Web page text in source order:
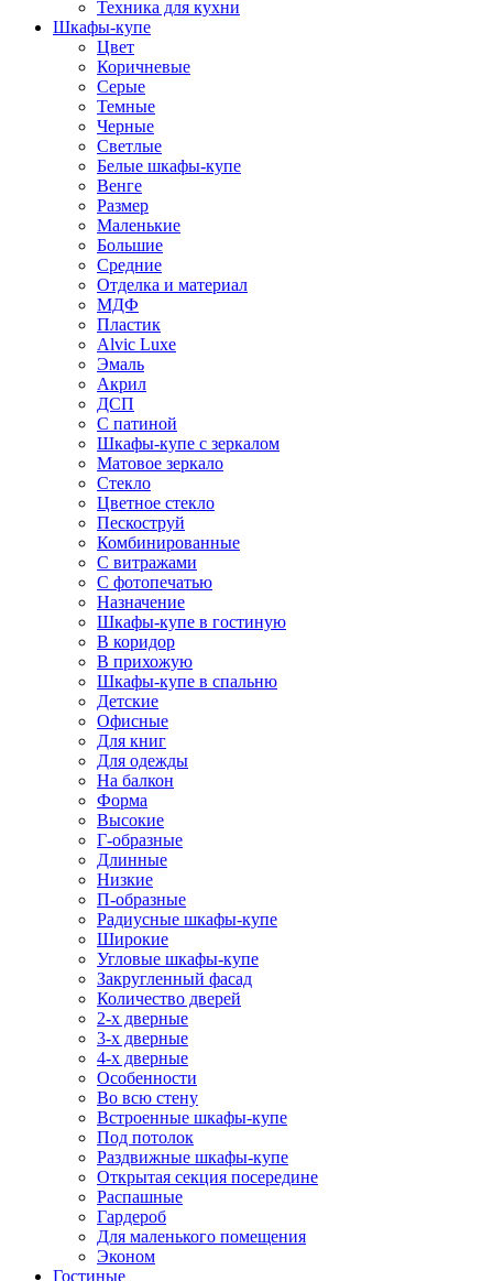
Техника для кухни
Шкафы-купе
Цвет
Коричневые
Серые
Темные
Черные
Светлые
Белые шкафы-купе
Венге
Размер
Маленькие
Большие
Средние
Отделка и материал
МДФ
Пластик
Alvic Luxe
Эмаль
Акрил
ДСП
С патиной
Шкафы-купе с зеркалом
Матовое зеркало
Стекло
Цветное стекло
Пескоструй
Комбинированные
С витражами
С фотопечатью
Назначение
Шкафы-купе в гостиную
В коридор
В прихожую
Шкафы-купе в спальню
Детские
Офисные
Для книг
Для одежды
На балкон
Форма
Высокие
Г-образные
Длинные
Низкие
П-образные
Радиусные шкафы-купе
Широкие
Угловые шкафы-купе
Закругленный фасад
Количество дверей
2-х дверные
3-х дверные
4-х дверные
Особенности
Во всю стену
Встроенные шкафы-купе
Под потолок
Раздвижные шкафы-купе
Открытая секция посередине
Распашные
Гардероб
Для маленького помещения
Эконом
Гостиные